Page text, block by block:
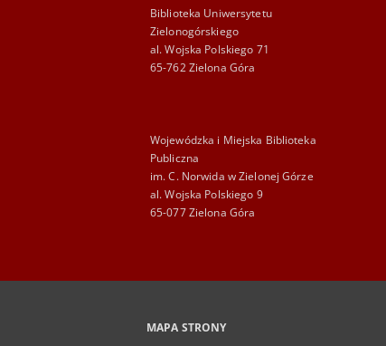
Biblioteka Uniwersytetu
Zielonogórskiego
al. Wojska Polskiego 71
65-762 Zielona Góra
Wojewódzka i Miejska Biblioteka
Publiczna
im. C. Norwida w Zielonej Górze
al. Wojska Polskiego 9
65-077 Zielona Góra
MAPA STRONY